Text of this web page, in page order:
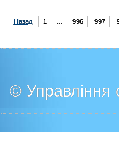
Назад 1 996 997
© Управління